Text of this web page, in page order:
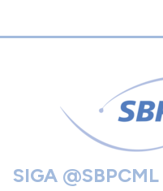
SIGA